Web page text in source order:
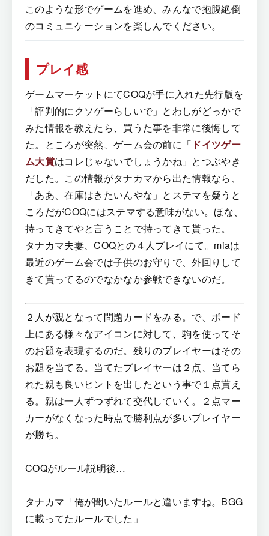
このような形でゲームを進め、みんなで抱腹絶倒
のコミュニケーションを楽しんでください。
プレイ感
ゲームマーケットにてCOQが手に入れた先行版を
「評判的にクソゲーらしいで」とわしがどっかで
みた情報を教えたら、買うた事を非常に後悔して
た。ところが突然、ゲーム会の前に「 ドイツゲー
ム大賞はコレじゃないでしょうかね」とつぶやき
だした。この情報がタナカマから出た情報なら、
「ああ、在庫はきたいんやな」とステマを疑うと
ころだがCOQにはステマする意味がない。ほな、
持ってきてやと言うことで持ってきて貰った。
タナカマ夫妻、COQとの４人プレイにて。miaは
最近のゲーム会では子供のお守りで、外回りして
きて貰ってるのでなかなか参戦できないのだ。
２人が親となって問題カードをみる。で、ボード
上にある様々なアイコンに対して、駒を使ってそ
のお題を表現するのだ。残りのプレイヤーはその
お題を当てる。当てたプレイヤーは２点、当てら
れた親も良いヒントを出したという事で１点貰え
る。親は一人ずつずれて交代していく。２点マー
カーがなくなった時点で勝利点が多いプレイヤー
が勝ち。
COQがルール説明後…
タナカマ「俺が聞いたルールと違いますね。BGG
に載ってたルールでした」